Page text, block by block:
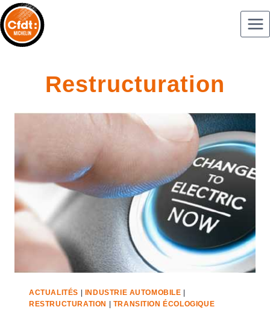
Restructuration
ACTUALITÉS | INDUSTRIE AUTOMOBILE |
RESTRUCTURATION | TRANSITION ÉCOLOGIQUE